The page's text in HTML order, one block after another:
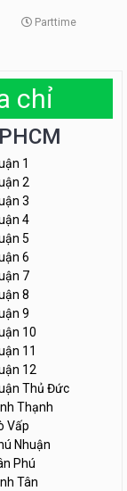
Parttime
chỉ
1
2
3
4
5
6
7
8
9
10
11
12
Thủ Đức
Thạnh
Vấp
Nhuận
Phú
Tân